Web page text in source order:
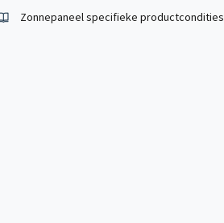
Zonnepaneel specifieke productcondities